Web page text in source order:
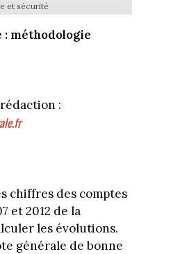
et sécurité
: méthodologie
:
chiffres des comptes
et 2012 de la
les évolutions.
générale de bonne